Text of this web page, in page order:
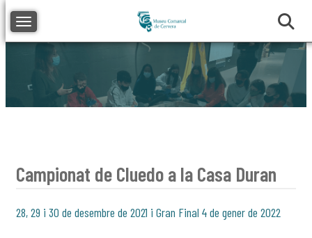
Toggle navigation
Campionat de Cluedo a la Casa Duran
28, 29 i 30 de desembre de 2021 i Gran Final 4 de gener de 2022